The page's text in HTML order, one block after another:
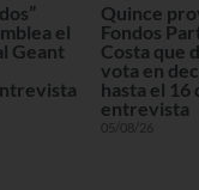
el
Geant
Quince
Fondos
Costa que
vota en
hasta el 16
entrevista
05/08/26